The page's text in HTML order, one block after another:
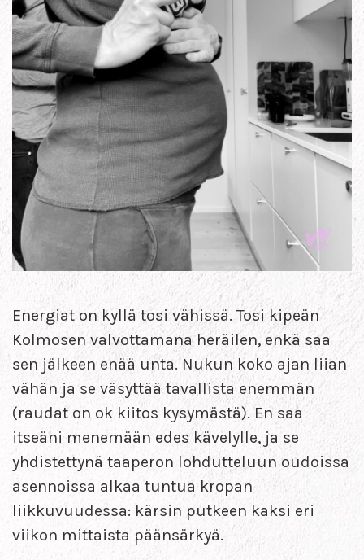
Energiat on kyllä tosi vähissä. Tosi kipeän
Kolmosen valvottamana heräilen, enkä saa
sen jälkeen enää unta. Nukun koko ajan liian
vähän ja se väsyttää tavallista enemmän
(raudat on ok kiitos kysymästä). En saa
itseäni menemään edes kävelylle, ja se
yhdistettynä taaperon lohdutteluun oudoissa
asennoissa alkaa tuntua kropan
liikkuvuudessa: kärsin putkeen kaksi eri
viikon mittaista päänsärkyä.